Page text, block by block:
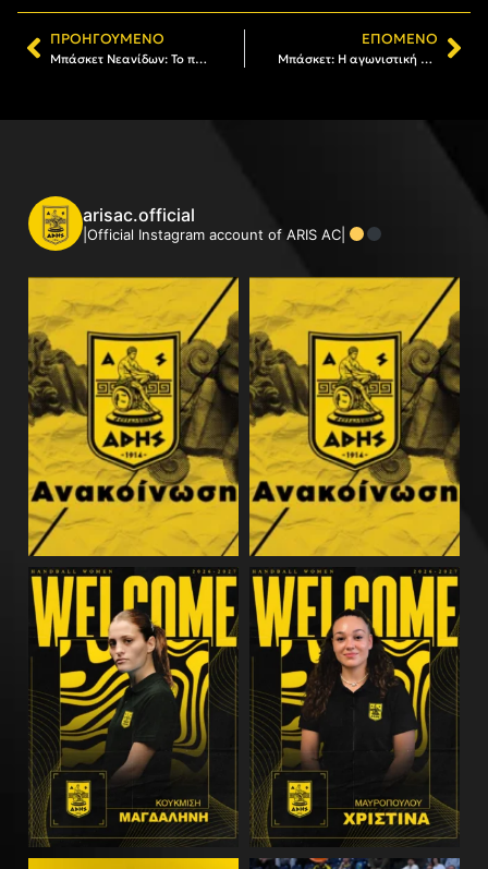
ΠΡΟΗΓΟΎΜΕΝΟ
Μπάσκετ Νεανίδων: Το πρόγραμμα της ημιτελικής φάσης
ΕΠΌΜΕΝΟ
Μπάσκετ: Η αγωνιστική δραστηριότητα των τμημάτων του Α.Σ. ΑΡΗΣ
arisac.official
|Official Instagram account of ARIS AC|